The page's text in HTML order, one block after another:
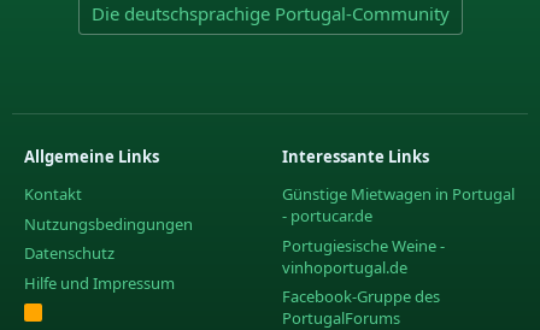
Die deutschsprachige Portugal-Community
Allgemeine Links
Kontakt
Nutzungsbedingungen
Datenschutz
Hilfe und Impressum
R
Interessante Links
Günstige Mietwagen in Portugal
- portucar.de
Portugiesische Weine -
vinhoportugal.de
Facebook-Gruppe des
PortugalForums